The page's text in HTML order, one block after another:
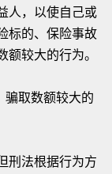
人，以使自己或
标的、保险事故
较大的行为。
骗取数额较大的
刑法根据行为方